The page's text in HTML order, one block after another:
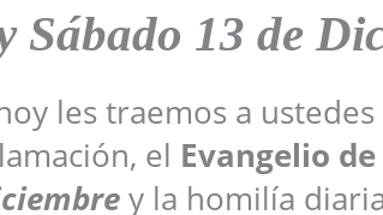
Sábado 13 de
les traemos a
el Evangelio
y la homilía